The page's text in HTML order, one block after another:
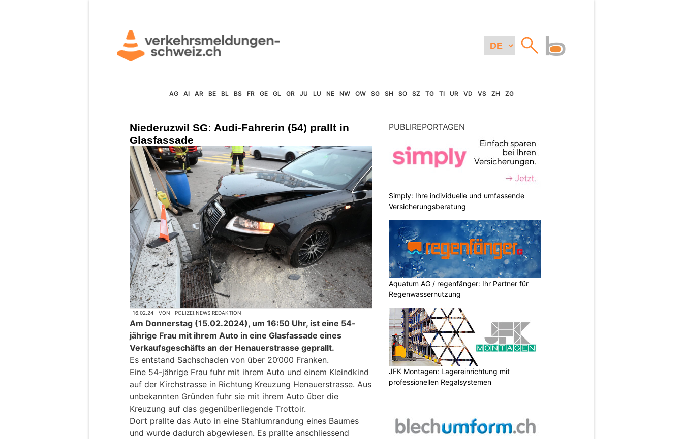
AG AI AR BE BL BS FR GE GL GR JU LU NE NW OW SG SH SO SZ TG TI UR VD VS ZH ZG
Niederuzwil SG: Audi-Fahrerin (54) prallt in
Glasfassade
16.02.24 VON POLIZEI.NEWS REDAKTION
Am Donnerstag (15.02.2024), um 16:50 Uhr, ist eine 54-
jährige Frau mit ihrem Auto in eine Glasfassade eines
Verkaufsgeschäfts an der Henauerstrasse geprallt.
Es entstand Sachschaden von über 20’000 Franken.
Eine 54-jährige Frau fuhr mit ihrem Auto und einem Kleindkind
auf der Kirchstrasse in Richtung Kreuzung Henauerstrasse. Aus
unbekannten Gründen fuhr sie mit ihrem Auto über die
Kreuzung auf das gegenüberliegende Trottoir.
Dort prallte das Auto in eine Stahlumrandung eines Baumes
und wurde dadurch abgewiesen. Es prallte anschliessend
PUBLIREPORTAGEN
Simply: Ihre individuelle und umfassende
Versicherungsberatung
Aquatum AG / regenfänger: Ihr Partner für
Regenwassernutzung
JFK Montagen: Lagereinrichtung mit
professionellen Regalsystemen